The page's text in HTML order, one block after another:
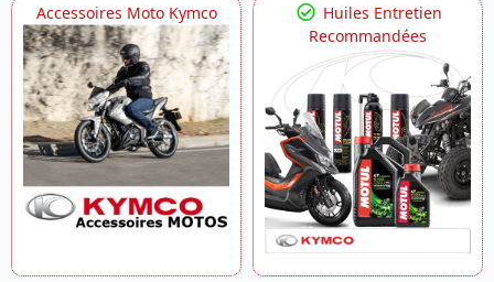
Accessoires Moto Kymco
Huiles Entretien
Recommandées